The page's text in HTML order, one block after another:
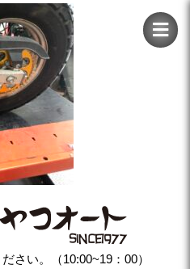
さい。（10:00~19：00）